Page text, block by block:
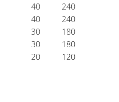
40
240
40
240
30
180
30
180
20 120